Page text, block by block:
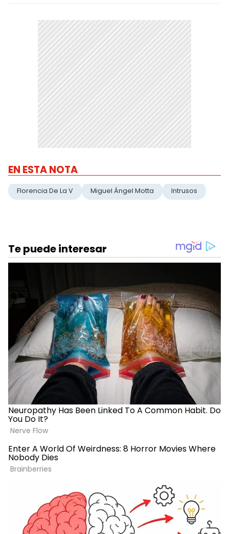
EN ESTA NOTA
Florencia De La V Miguel Ángel Motta Intrusos